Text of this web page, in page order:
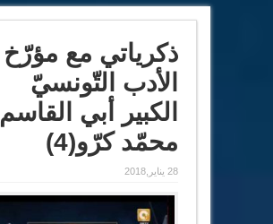
ذكرياتي مع مؤرّخ
الأدب التّونسيّ
الكبير أبي القاسم
محمّد كرّو(4)
28 يناير,2018